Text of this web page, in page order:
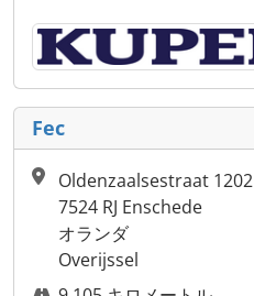
Fec
Oldenzaalsestraat 1202
7524 RJ Enschede
オランダ
Overijssel